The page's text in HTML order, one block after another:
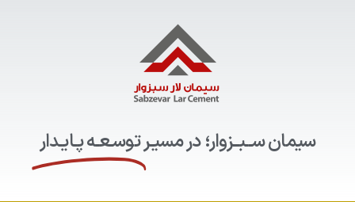
سیمان ســبــزوار؛ در مسیـرتوسـعـه پـایـدار